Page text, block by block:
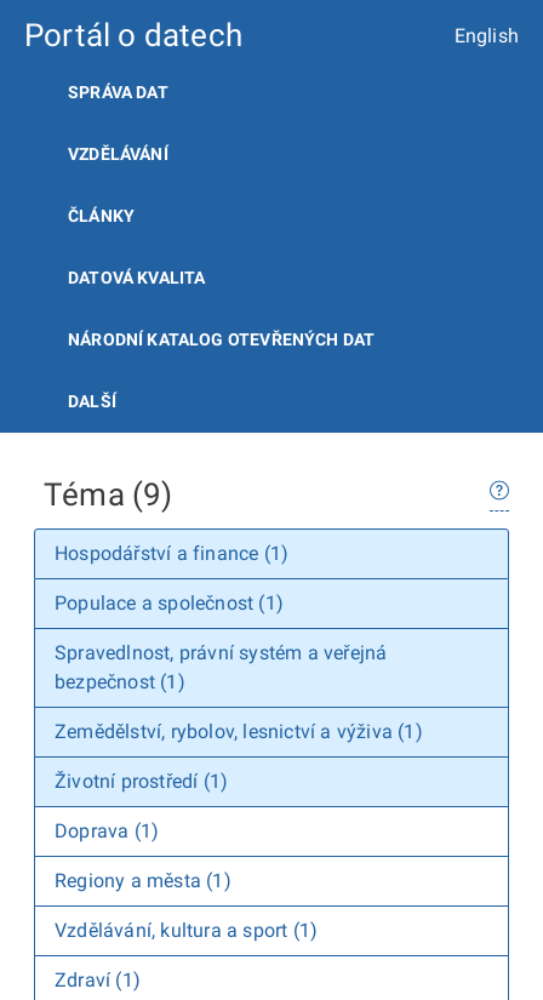
Portál o datech English
SPRÁVA DAT
VZDĚLÁVÁNÍ
ČLÁNKY
DATOVÁ KVALITA
NÁRODNÍ KATALOG OTEVŘENÝCH DAT
DALŠÍ
Téma (9)
Hospodářství a finance (1)
Populace a společnost (1)
Spravedlnost, právní systém a veřejná
bezpečnost (1)
Zemědělství, rybolov, lesnictví a výživa (1)
Životní prostředí (1)
Doprava (1)
Regiony a města (1)
Vzdělávání, kultura a sport (1)
Zdraví (1)